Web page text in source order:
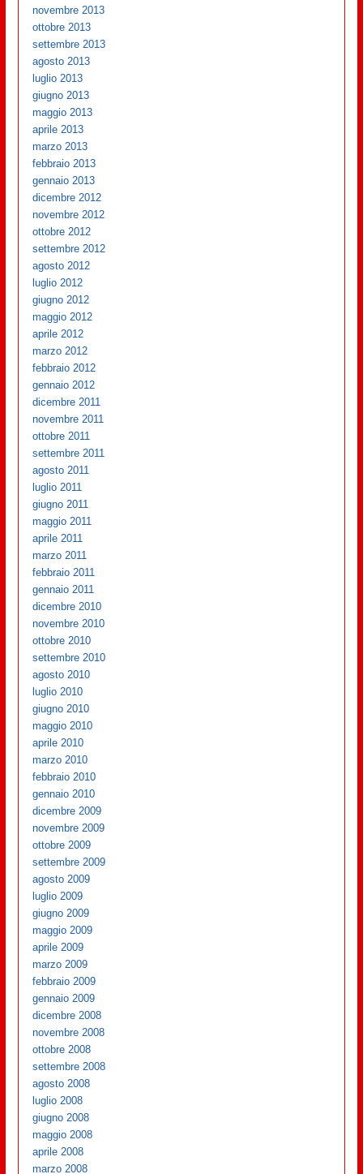
novembre 2013
ottobre 2013
settembre 2013
agosto 2013
luglio 2013
giugno 2013
maggio 2013
aprile 2013
marzo 2013
febbraio 2013
gennaio 2013
dicembre 2012
novembre 2012
ottobre 2012
settembre 2012
agosto 2012
luglio 2012
giugno 2012
maggio 2012
aprile 2012
marzo 2012
febbraio 2012
gennaio 2012
dicembre 2011
novembre 2011
ottobre 2011
settembre 2011
agosto 2011
luglio 2011
giugno 2011
maggio 2011
aprile 2011
marzo 2011
febbraio 2011
gennaio 2011
dicembre 2010
novembre 2010
ottobre 2010
settembre 2010
agosto 2010
luglio 2010
giugno 2010
maggio 2010
aprile 2010
marzo 2010
febbraio 2010
gennaio 2010
dicembre 2009
novembre 2009
ottobre 2009
settembre 2009
agosto 2009
luglio 2009
giugno 2009
maggio 2009
aprile 2009
marzo 2009
febbraio 2009
gennaio 2009
dicembre 2008
novembre 2008
ottobre 2008
settembre 2008
agosto 2008
luglio 2008
giugno 2008
maggio 2008
aprile 2008
marzo 2008